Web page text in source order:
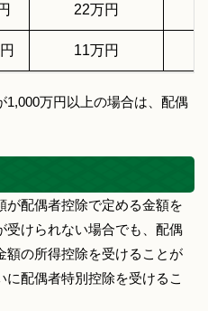
22万円
11万円
万円以上の場合は、配偶
配偶者控除で定める金額を
受けられない場合でも、配偶
額の所得控除を受けることが
配偶者特別控除を受けるこ